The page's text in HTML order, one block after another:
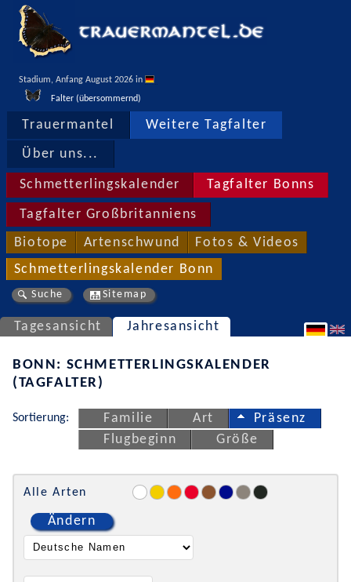
Stadium, Anfang August 2026 in
Falter (übersommernd)
Trauermantel Weitere Tagfalter
Über uns...
Schmetterlingskalender Tagfalter Bonns
Tagfalter Großbritanniens
Biotope Artenschwund Fotos & Videos
Schmetterlingskalender Bonn
Suche Sitemap
Tagesansicht Jahresansicht
BONN: SCHMETTERLINGSKALENDER
(TAGFALTER)
Sortierung: Familie Art
Präsenz
Flugbeginn
Größe
Alle Arten
Ändern